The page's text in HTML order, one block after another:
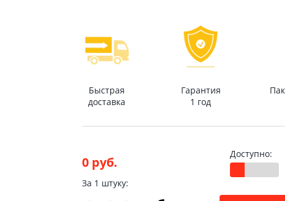
Быстрая
доставка
Гарантия
1 год
0 руб.
Доступно:
За 1 штуку: